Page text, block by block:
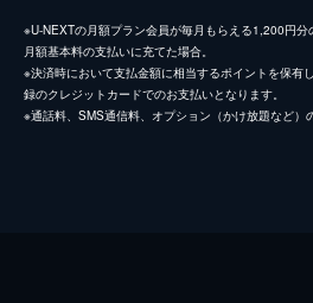
※U-NEXTの月額プラン会員が毎月もらえる1,200円
月額基本料の支払いに充てた場合。
※決済時において支払金額に相当するポイントを保有
録のクレジットカードでのお支払いとなります。
※通話料、SMS通信料、オプション（かけ放題など）